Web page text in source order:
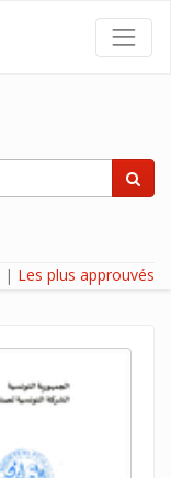
| Les plus approuvés